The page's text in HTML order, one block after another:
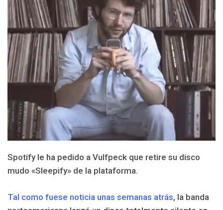
Spotify le ha pedido a Vulfpeck que retire su disco
mudo «Sleepify» de la plataforma.
Tal como fuese noticia unas semanas atrás, la banda